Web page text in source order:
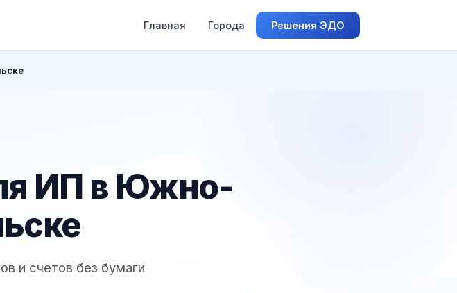
Главная Города Решения ЭДО
ИП в Южно-
и счетов без бумаги